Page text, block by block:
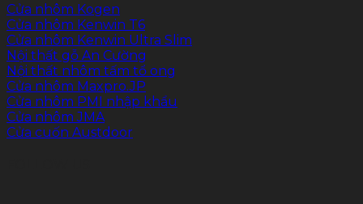
Cửa nhôm Kogen
Cửa nhôm Kenwin T6
Cửa nhôm Kenwin Ultra Slim
Nội thất gỗ An Cường
Nội thất nhôm tấm tổ ong
Cửa nhôm Maxpro.JP
Cửa nhôm PMI nhập khẩu
Cửa nhôm JMA
Cửa cuốn Austdoor